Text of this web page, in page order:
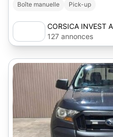
Boîte manuelle
Pick-up
CORSICA INVEST
127 annonces